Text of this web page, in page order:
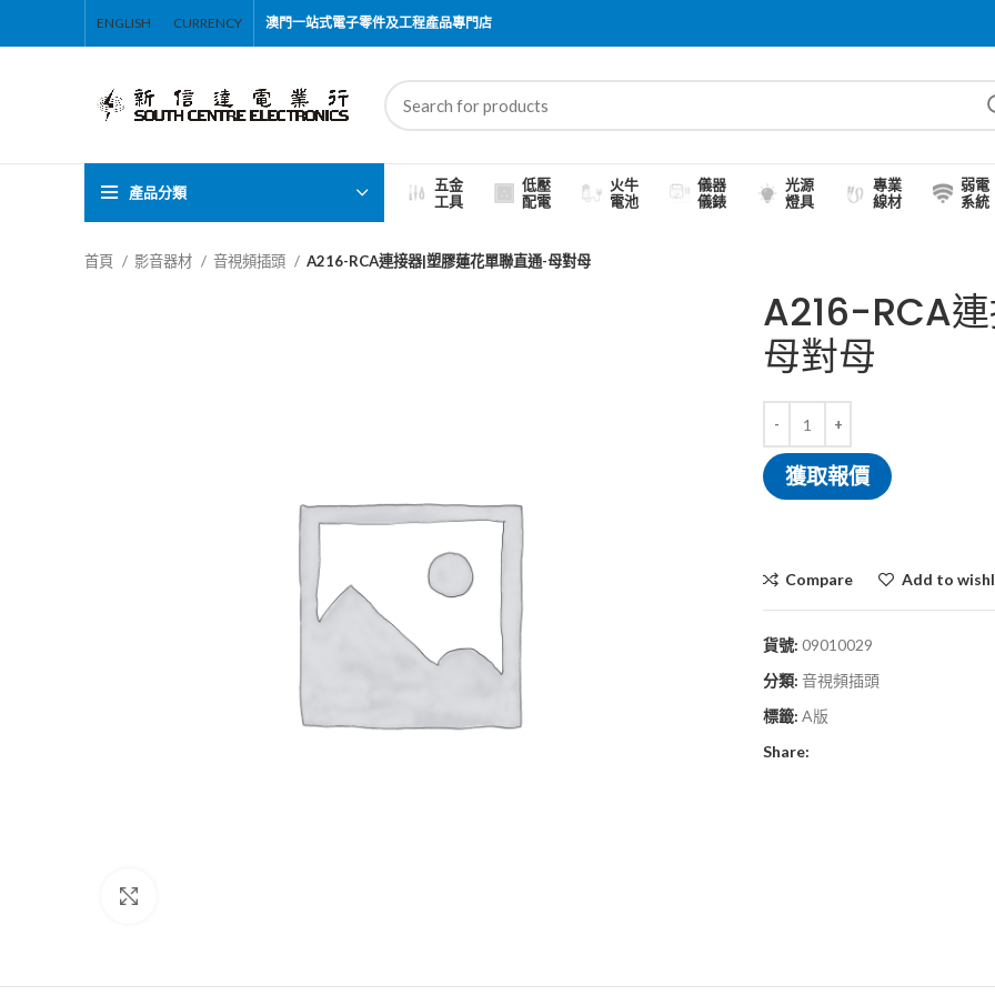
ENGLISH CURRENCY 澳門一站式電子零件及工程產品專門店
產品分類
五金
工具
低壓
配電
火牛
電池
儀器
儀錶
光源
燈具
專業
線材
弱電
系統
首頁 影音器材 音視頻插頭 A216-RCA連接器|塑膠蓮花單聯直通-母對母
A216-RCA
母對母
獲取報價
Compare Add to
貨號: 09010029
分類: 音視頻插頭
標籤: A版
Share: